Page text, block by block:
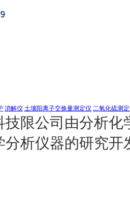
消解仪 土壤阳离子交换量测定仪 二氧化硫测
技限公司由分析
分析仪器的研究开